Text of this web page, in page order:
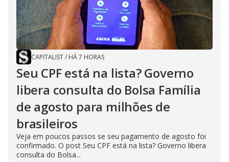
CAPITALIST/ HÁ 7 HORAS
Seu CPF está na lista? Governo
libera consulta do Bolsa Família
de agosto para milhões de
brasileiros
Veja em poucos passos se seu pagamento de agosto foi
confirmado. O post Seu CPF está na lista? Governo libera
consulta do Bolsa...